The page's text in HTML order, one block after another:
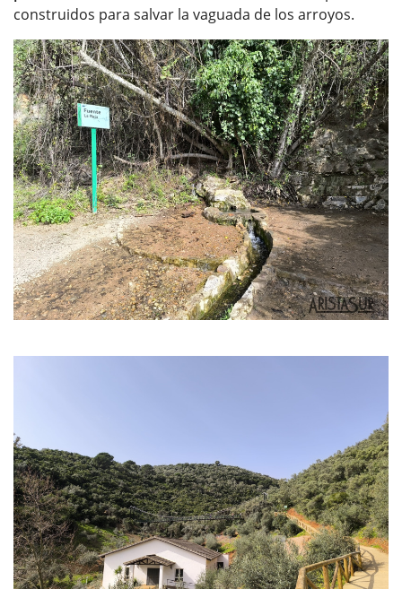
construidos para salvar la vaguada de los arroyos.